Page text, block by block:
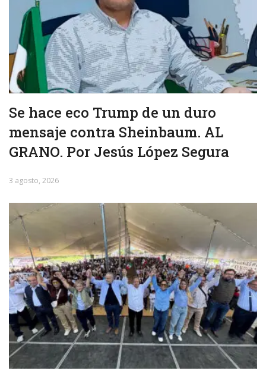
Se hace eco Trump de un duro
mensaje contra Sheinbaum. AL
GRANO. Por Jesús López Segura
3 agosto, 2026